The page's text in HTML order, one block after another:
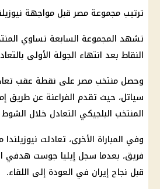
ترتيب مجموعة مصر قبل مواجهة
تشهد المجموعة السابعة تساوي
النقاط بعد انتهاء الجولة الأولى
سياتل، حيث تقدم الفراعنة عن طريق
المنتخب البلجيكي التعادل خلال الشوط
وفي المباراة الأخرى، تعادلت
فريق، بعدما سجل إيليا جوست هدفي
قبل نجاح إيران في العودة إلى اللقاء.